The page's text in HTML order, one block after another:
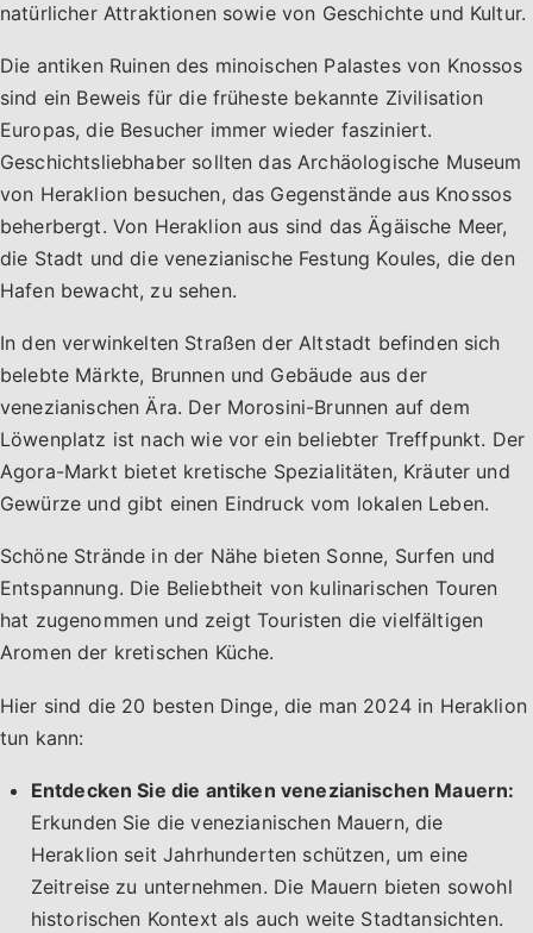
natürlicher Attraktionen sowie von Geschichte und Kultur.
Die antiken Ruinen des minoischen Palastes von Knossos
sind ein Beweis für die früheste bekannte Zivilisation
Europas, die Besucher immer wieder fasziniert.
Geschichtsliebhaber sollten das Archäologische Museum
von Heraklion besuchen, das Gegenstände aus Knossos
beherbergt. Von Heraklion aus sind das Ägäische Meer,
die Stadt und die venezianische Festung Koules, die den
Hafen bewacht, zu sehen.
In den verwinkelten Straßen der Altstadt befinden sich
belebte Märkte, Brunnen und Gebäude aus der
venezianischen Ära. Der Morosini-Brunnen auf dem
Löwenplatz ist nach wie vor ein beliebter Treffpunkt. Der
Agora-Markt bietet kretische Spezialitäten, Kräuter und
Gewürze und gibt einen Eindruck vom lokalen Leben.
Schöne Strände in der Nähe bieten Sonne, Surfen und
Entspannung. Die Beliebtheit von kulinarischen Touren
hat zugenommen und zeigt Touristen die vielfältigen
Aromen der kretischen Küche.
Hier sind die 20 besten Dinge, die man 2024 in Heraklion
tun kann:
Entdecken Sie die antiken venezianischen Mauern:
Erkunden Sie die venezianischen Mauern, die
Heraklion seit Jahrhunderten schützen, um eine
Zeitreise zu unternehmen. Die Mauern bieten sowohl
historischen Kontext als auch weite Stadtansichten.